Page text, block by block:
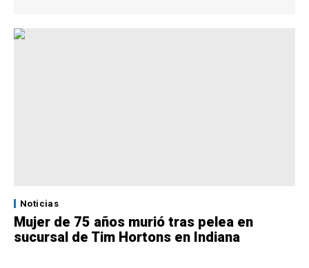
Noticias
Mujer de 75 años murió tras pelea en
sucursal de Tim Hortons en Indiana